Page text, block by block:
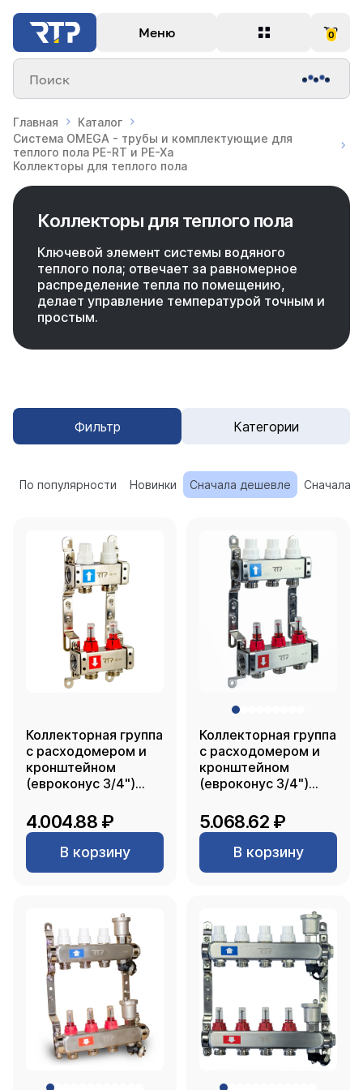
Меню 0
Поиск
Главная
Каталог
Система OMEGA - трубы и комплектующие для
теплого пола PE-RT и PE-Xa
Коллекторы для теплого пола
Коллекторы для теплого пола
Ключевой элемент системы водяного
теплого пола; отвечает за равномерное
распределение тепла по помещению,
делает управление температурой точным и
простым.
Фильтр Категории
По популярности Новинки Сначала дешевле Сначала
Коллекторная группа
с расходомером и
кронштейном
(евроконус 3/4")
SUS 304 1"х 2
выхода, RTP
4.004.88 ₽
В корзину
Коллекторная группа
с расходомером и
кронштейном
(евроконус 3/4")
SUS 304 1"х 3
выхода, RTP
5.068.62 ₽
В корзину